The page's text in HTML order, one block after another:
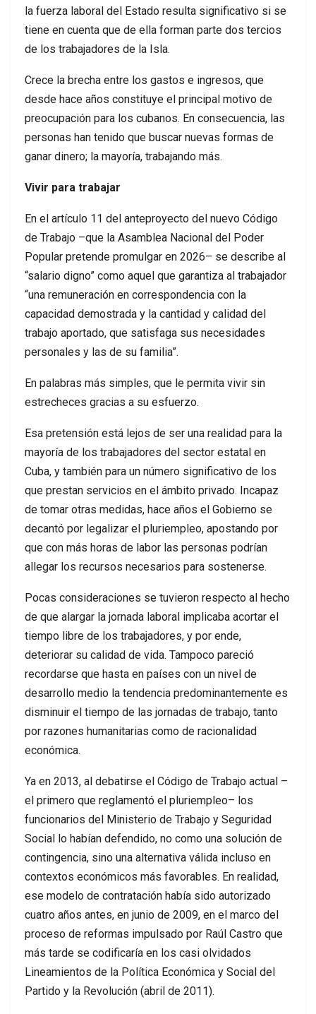
la fuerza laboral del Estado resulta significativo si se
tiene en cuenta que de ella forman parte dos tercios
de los trabajadores de la Isla.
Crece la brecha entre los gastos e ingresos, que
desde hace años constituye el principal motivo de
preocupación para los cubanos. En consecuencia, las
personas han tenido que buscar nuevas formas de
ganar dinero; la mayoría, trabajando más.
Vivir para trabajar
En el artículo 11 del anteproyecto del nuevo Código
de Trabajo –que la Asamblea Nacional del Poder
Popular pretende promulgar en 2026– se describe al
“salario digno” como aquel que garantiza al trabajador
“una remuneración en correspondencia con la
capacidad demostrada y la cantidad y calidad del
trabajo aportado, que satisfaga sus necesidades
personales y las de su familia”.
En palabras más simples, que le permita vivir sin
estrecheces gracias a su esfuerzo.
Esa pretensión está lejos de ser una realidad para la
mayoría de los trabajadores del sector estatal en
Cuba, y también para un número significativo de los
que prestan servicios en el ámbito privado. Incapaz
de tomar otras medidas, hace años el Gobierno se
decantó por legalizar el pluriempleo, apostando por
que con más horas de labor las personas podrían
allegar los recursos necesarios para sostenerse.
Pocas consideraciones se tuvieron respecto al hecho
de que alargar la jornada laboral implicaba acortar el
tiempo libre de los trabajadores, y por ende,
deteriorar su calidad de vida. Tampoco pareció
recordarse que hasta en países con un nivel de
desarrollo medio la tendencia predominantemente es
disminuir el tiempo de las jornadas de trabajo, tanto
por razones humanitarias como de racionalidad
económica.
Ya en 2013, al debatirse el Código de Trabajo actual –
el primero que reglamentó el pluriempleo– los
funcionarios del Ministerio de Trabajo y Seguridad
Social lo habían defendido, no como una solución de
contingencia, sino una alternativa válida incluso en
contextos económicos más favorables. En realidad,
ese modelo de contratación había sido autorizado
cuatro años antes, en junio de 2009, en el marco del
proceso de reformas impulsado por Raúl Castro que
más tarde se codificaría en los casi olvidados
Lineamientos de la Política Económica y Social del
Partido y la Revolución (abril de 2011).